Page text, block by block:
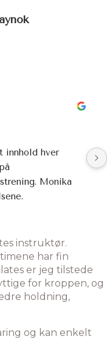
innhold hver
Monika
instruktør.
har fin
er jeg tilstede
for kroppen, og
holdning,
og kan enkelt